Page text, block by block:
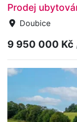
Prodej
Doubice
9 950 000 Kč